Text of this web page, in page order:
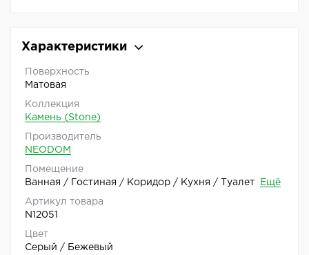
Характеристики
Поверхность
Матовая
Коллекция
Камень (Stone)
Производитель
NEODOM
Помещение
Ванная / Гостиная / Коридор / Кухня / Туалет
Ещё
Артикул товара
N12051
Цвет
Серый / Бежевый